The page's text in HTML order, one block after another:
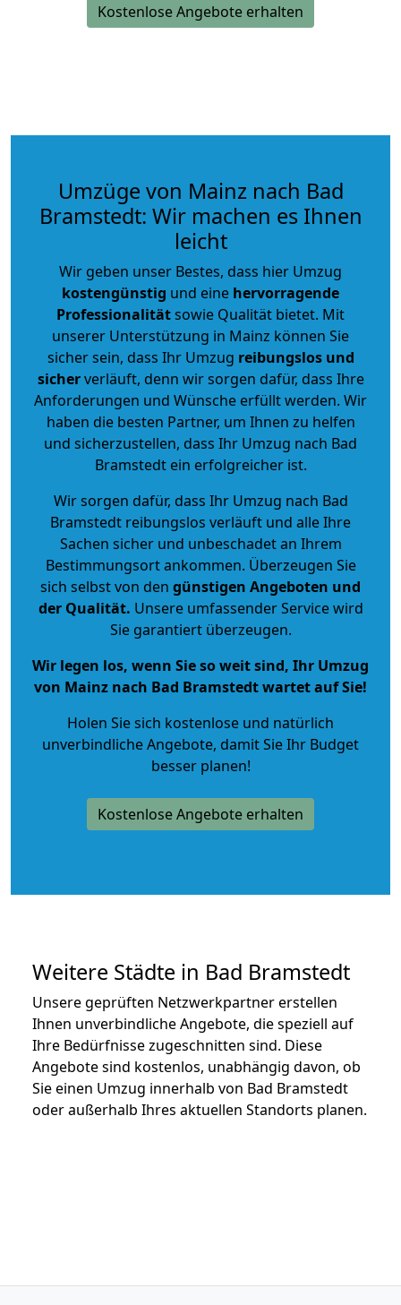
Kostenlose Angebote erhalten
Umzüge von Mainz nach Bad
Bramstedt: Wir machen es Ihnen
leicht
Wir geben unser Bestes, dass hier Umzug
kostengünstig und eine hervorragende
Professionalitätsowie Qualität bietet. Mit
unserer Unterstützung in Mainz können Sie
sicher sein, dass Ihr Umzug reibungslos und
sicherverläuft, denn wir sorgen dafür, dass Ihre
Anforderungen und Wünsche erfüllt werden. Wir
haben die besten Partner, um Ihnen zu helfen
und sicherzustellen, dass Ihr Umzug nach Bad
Bramstedt ein erfolgreicher ist.
Wir sorgen dafür, dass Ihr Umzug nach Bad
Bramstedt reibungslos verläuft und alle Ihre
Sachen sicher und unbeschadet an Ihrem
Bestimmungsort ankommen. Überzeugen Sie
sich selbst von den günstigen Angeboten und
der Qualität. Unsere umfassender Service wird
Sie garantiert überzeugen.
Wir legen los, wenn Sie so weit sind, Ihr Umzug
von Mainz nach Bad Bramstedt wartet auf Sie!
Holen Sie sich kostenlose und natürlich
unverbindliche Angebote, damit Sie Ihr Budget
besser planen!
Kostenlose Angebote erhalten
Weitere Städte in Bad Bramstedt
Unsere geprüften Netzwerkpartner erstellen
Ihnen unverbindliche Angebote, die speziell auf
Ihre Bedürfnisse zugeschnitten sind. Diese
Angebote sind kostenlos, unabhängig davon, ob
Sie einen Umzug innerhalb von Bad Bramstedt
oder außerhalb Ihres aktuellen Standorts planen.